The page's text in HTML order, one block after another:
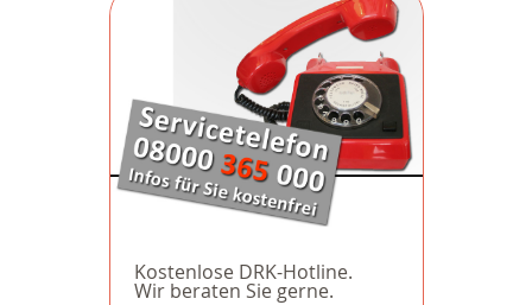
Kostenlose DRK-Hotline.
Wir beraten Sie gerne.